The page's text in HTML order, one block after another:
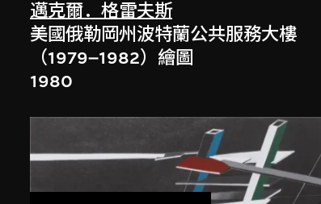
邁克爾．格雷夫斯
美國俄勒岡州波特蘭公共服務大樓
（1979–1982）繪圖
1980